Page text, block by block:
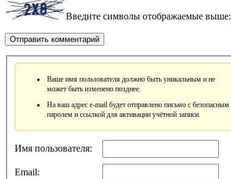
Введите символы отображаемые выше:
Ваше имя пользователя должно быть уникальным и не
может быть изменено позднее.
На ваш адрес e-mail будет отправлено письмо с безопасным
паролем и ссылкой для активации учётной записи.
Имя пользователя:
Email: